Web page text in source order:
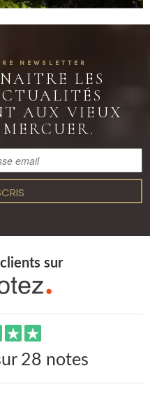
NEWSLETTER
LES
AUX VIEUX
sur
28 notes